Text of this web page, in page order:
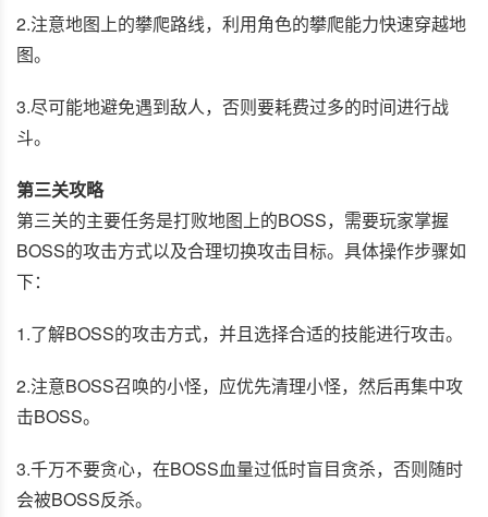
2.注意地图上的攀爬路线，利用角色的攀爬能力快速穿越地
图。
3.尽可能地避免遇到敌人，否则要耗费过多的时间进行战
斗。
第三关攻略
第三关的主要任务是打败地图上的BOSS，需要玩家掌握
BOSS的攻击方式以及合理切换攻击目标。具体操作步骤如
下：
1.了解BOSS的攻击方式，并且选择合适的技能进行攻击。
2.注意BOSS召唤的小怪，应优先清理小怪，然后再集中攻
击BOSS。
3.千万不要贪心，在BOSS血量过低时盲目贪杀，否则随时
会被BOSS反杀。